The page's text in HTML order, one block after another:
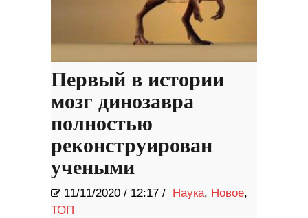
Первый в истории
мозг динозавра
полностью
реконструирован
учеными
11/11/2020 / 12:17 / Наука, Новое,
ТОП